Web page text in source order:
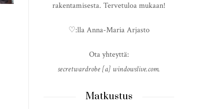
rakentamisesta. Tervetuloa mukaan!
♡:lla Anna-Maria Arjasto
Ota yhteyttä:
secretwardrobe [a] windowslive.com.
Matkustus